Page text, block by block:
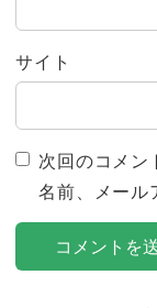
サイト
次回のコメン
名前、メール